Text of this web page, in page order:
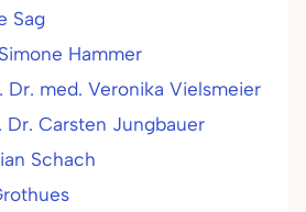
Sag
Hammer
Dr. med. Veronika Vielsmeier
Dr. Carsten Jungbauer
Schach